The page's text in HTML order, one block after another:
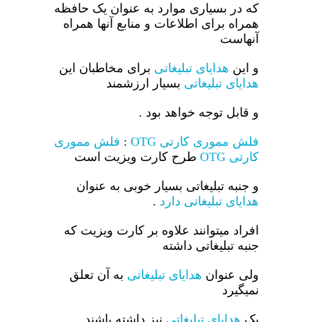
که در بسیاری موارد به عنوان یک حافظه
همراه برای اطلاعات و منابع آنها همراه
آنهاست
و این هدایای تبلیغاتی برای مخاطبان این
هدایای تبلیغاتی بسیار ارزشمند
و قابل توجه خواهد بود .
فلش مموری کارتی OTG : فلش مموری
کارتی OTG
طرح کارت ویزیت است
و جنبه تبلیغاتی بسیار خوبی به عنوان
هدایای تبلیغاتی دارد .
افراد میتوانند علاوه بر کارت ویزیت که
جنبه تبلیغاتی داشته
ولی عنوان هدایای تبلیغاتی به آن تعلق
نمیگیرد
یک هدایای تبلیغاتی نیز داشته باشند